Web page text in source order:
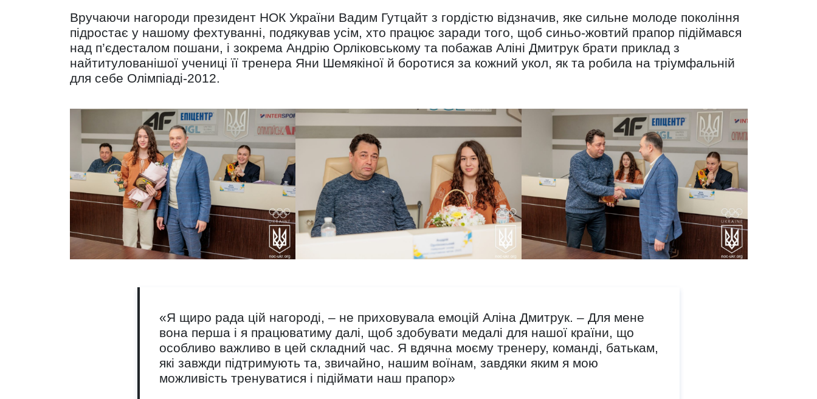
Вручаючи нагороди президент НОК України Вадим Гутцайт з гордістю відзначив, яке сильне молоде покоління
підростає у нашому фехтуванні, подякував усім, хто працює заради того, щоб синьо-жовтий прапор підіймався
над п’єдесталом пошани, і зокрема Андрію Орліковському та побажав Аліні Дмитрук брати приклад з
найтитулованішої учениці її тренера Яни Шемякіної й боротися за кожний укол, як та робила на тріумфальній
для себе Олімпіаді-2012.
«Я щиро рада цій нагороді, – не приховувала емоцій Аліна Дмитрук. – Для мене
вона перша і я працюватиму далі, щоб здобувати медалі для нашої країни, що
особливо важливо в цей складний час. Я вдячна моєму тренеру, команді, батькам,
які завжди підтримують та, звичайно, нашим воїнам, завдяки яким я мою
можливість тренуватися і підіймати наш прапор»